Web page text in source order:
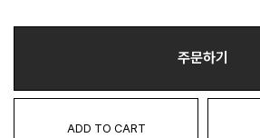
주문하기
ADD TO CART